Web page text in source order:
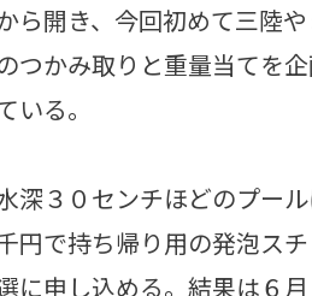
ら開き、今回初めて三陸
つかみ取りと重量当てを
いる。
深３０センチほどのプー
円で持ち帰り用の発泡ス
に申し込める。結果は６